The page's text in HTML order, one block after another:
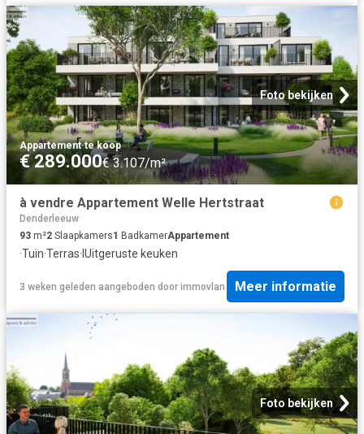
Foto bekijken
Appartement·te koop
€ 289.000€ 3.107/m²
à vendre Appartement Welle Hertstraat
Denderleeuw
93 m²2 Slaapkamers1 BadkamerAppartement
·Tuin·Terras· IUitgeruste keuken
3 weken geleden aangeboden door immovlan Meer informatie
Foto bekijken